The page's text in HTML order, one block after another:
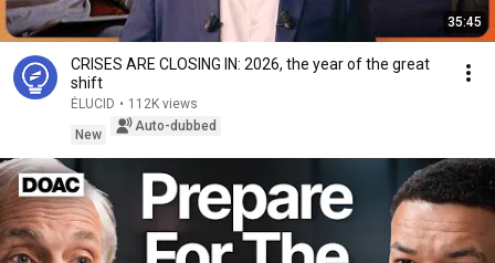
35:45
CRISES ARE CLOSING IN: 2026, the year of the great
shift
ÉLUCID • 112K views
New
Auto-dubbed